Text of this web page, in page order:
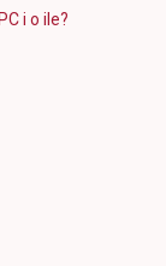
i o ile?